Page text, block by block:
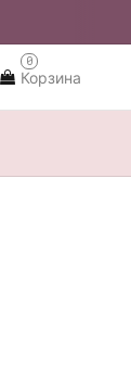
Корзина
0